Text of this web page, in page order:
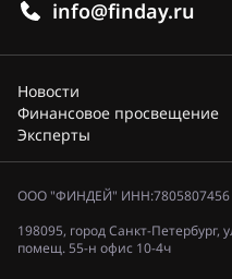
info@finday.ru
Новости
Финансовое просвещение
Эксперты
ООО "ФИНДЕЙ" ИНН:7805807456
198095, город Санкт-
помещ. 55-н офис 10-4ч